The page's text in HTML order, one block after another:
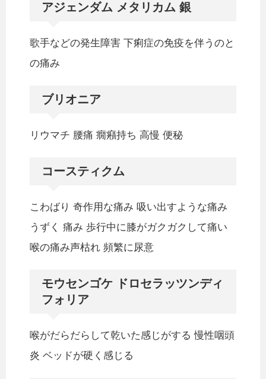
アジェンダム メタリカム 銀
歌手などの発生障害 下痢症の免疫を伴うのと
の痛み
ブリオニア
リウマチ 腰痛 癇癪持ち 高慢 便秘
コースティクム
こわばり 奇作用な痛み 吸い出すような痛み
うずく 痛み 歩行中に膝がガクガクして痛い
喉の痛み声枯れ 頻繁に尿意
モウセンゴケ ドロセラッツンディ
フォリア
喉がだらだらして乾いた感じがする 慢性咽頭
炎 ベッドが硬く感じる